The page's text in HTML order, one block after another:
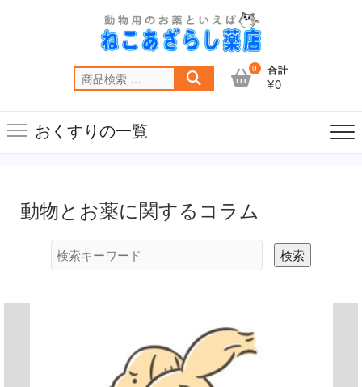
索
0 合計
¥0
おくすりの一覧
動物とお薬に関するコラム
検索